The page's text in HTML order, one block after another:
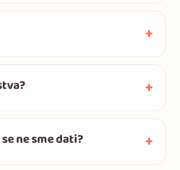
ne sme dati?